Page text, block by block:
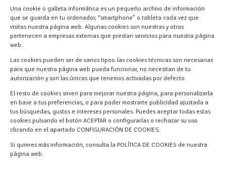
Una cookie o galleta informática es un pequeño archivo de información
que se guarda en tu ordenador, “smartphone” o tableta cada vez que
visitas nuestra página web. Algunas cookies son nuestras y otras
pertenecen a empresas externas que prestan servicios para nuestra página
web.
Las cookies pueden ser de varios tipos: las cookies técnicas son necesarias
para que nuestra página web pueda funcionar, no necesitan de tu
autorización y son las únicas que tenemos activadas por defecto.
El resto de cookies sirven para mejorar nuestra página, para personalizarla
en base a tus preferencias, o para poder mostrarte publicidad ajustada a
tus búsquedas, gustos e intereses personales. Puedes aceptar todas estas
cookies pulsando el botón ACEPTAR o configurarlas o rechazar su uso
clicando en el apartado CONFIGURACIÓN DE COOKIES.
Si quieres más información, consulta la POLÍTICA DE COOKIES de nuestra
página web.
618 59 79 72 (Solo WhatsApp)
Materiales Manuel Martín Ctra.
Turégano-Navas de Oro, 47, 40280
Navalmanzano, Segovia, ESPAÑA
Desarrollado por